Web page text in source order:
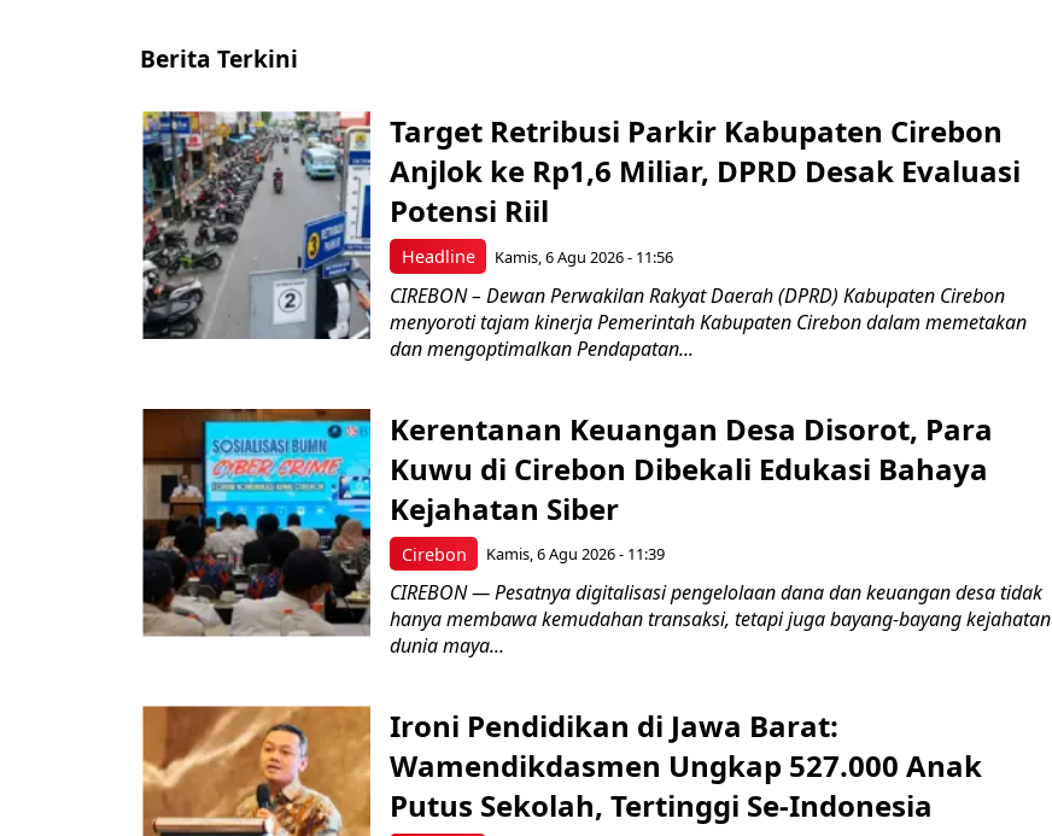
Berita Terkini
Headline
Target Retribusi Parkir Kabupaten Cirebon
Anjlok ke Rp1,6 Miliar, DPRD Desak Evaluasi
Potensi Riil
Kamis, 6 Agu 2026 - 11:56
CIREBON – Dewan Perwakilan Rakyat Daerah (DPRD) Kabupaten Cirebon
menyoroti tajam kinerja Pemerintah Kabupaten Cirebon dalam memetakan
dan mengoptimalkan Pendapatan...
Cirebon
Kerentanan Keuangan Desa Disorot, Para
Kuwu di Cirebon Dibekali Edukasi Bahaya
Kejahatan Siber
Kamis, 6 Agu 2026 - 11:39
CIREBON — Pesatnya digitalisasi pengelolaan dana dan keuangan desa tidak
hanya membawa kemudahan transaksi, tetapi juga bayang-bayang kejahatan
dunia maya...
Ironi Pendidikan di Jawa Barat:
Wamendikdasmen Ungkap 527.000 Anak
Putus Sekolah, Tertinggi Se-Indonesia